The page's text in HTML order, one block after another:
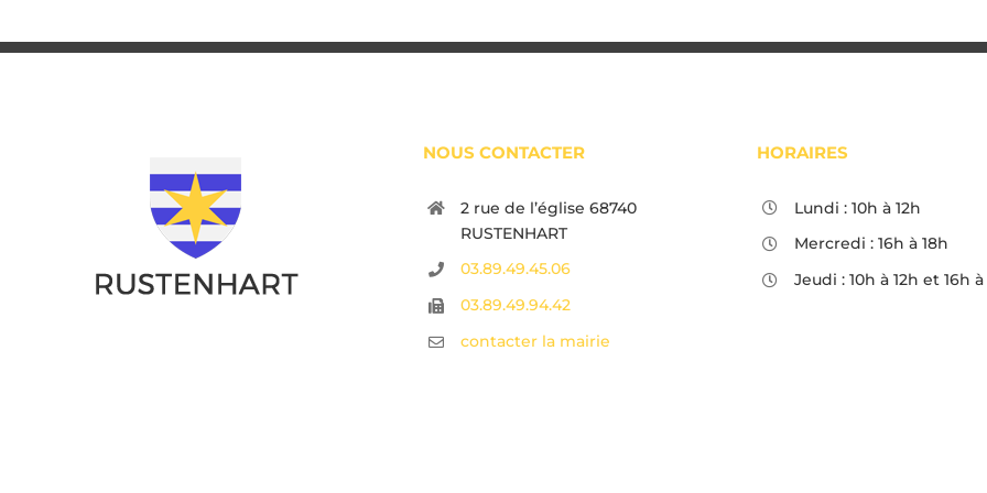
NOUS CONTACTER
2 rue de l’église 68740
RUSTENHART
03.89.49.45.06
03.89.49.94.42
contacter la mairie
HORAIRES
Lundi : 10h à 12h
Mercredi : 16h à 18h
Jeudi : 10h à 12h et 16h à